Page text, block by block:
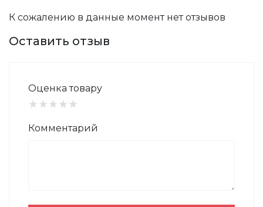
К сожалению в данные момент нет отзывов
Оставить отзыв
Оценка товару
★ ★ ★ ★ ★
Комментарий